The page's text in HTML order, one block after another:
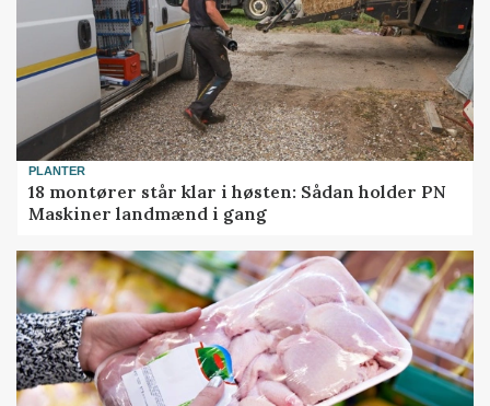
PLANTER
18 montører står klar i høsten: Sådan holder PN
Maskiner landmænd i gang